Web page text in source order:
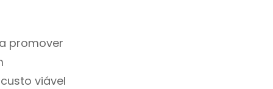
promover
viável